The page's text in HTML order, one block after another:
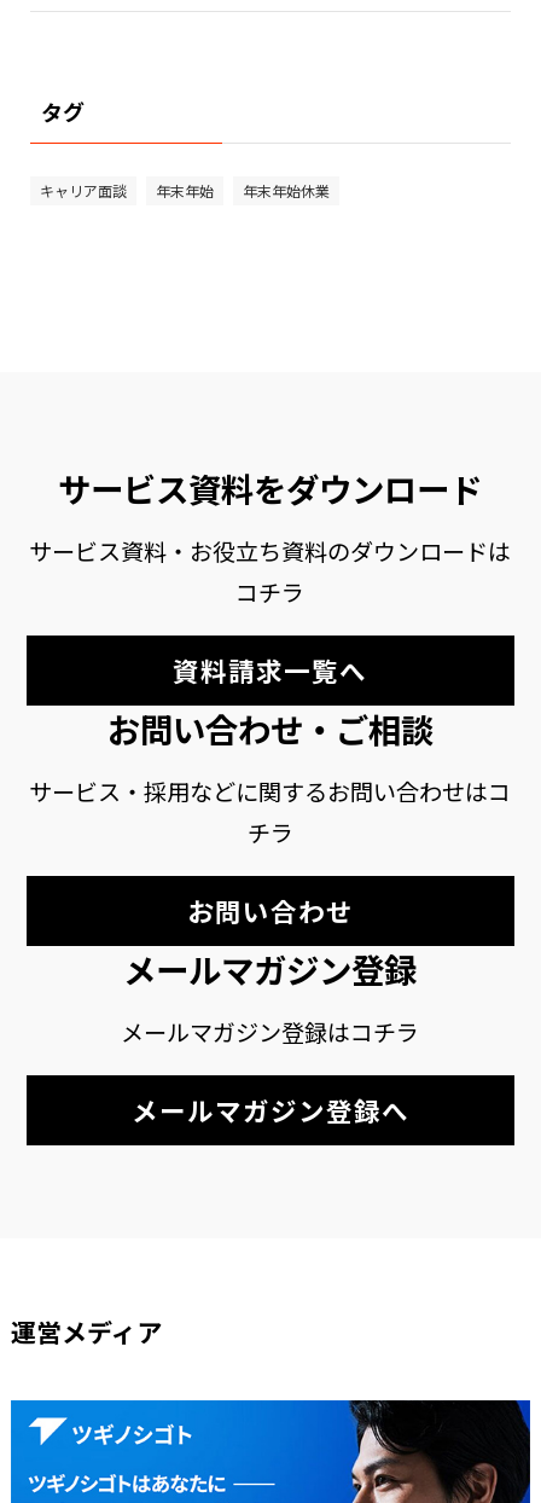
タグ
キャリア面談 年末年始 年末年始休業
サービス資料をダウンロード
サービス資料・お役立ち資料のダウンロードは
コチラ
資料請求一覧へ
お問い合わせ・ご相談
サービス・採用などに関するお問い合わせはコ
チラ
お問い合わせ
メールマガジン登録
メールマガジン登録はコチラ
メールマガジン登録へ
運営メディア